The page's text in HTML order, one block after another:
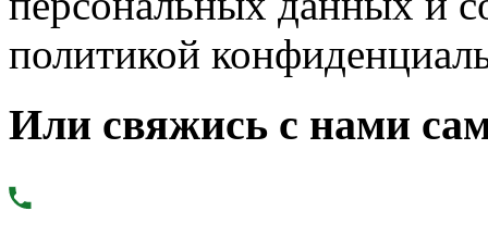
политикой
Или свяжись с нами